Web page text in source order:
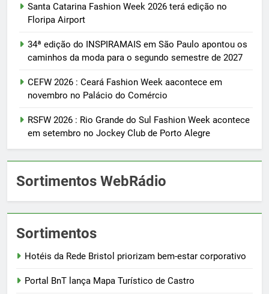
Santa Catarina Fashion Week 2026 terá edição no
Floripa Airport
34ª edição do INSPIRAMAIS em São Paulo apontou os
caminhos da moda para o segundo semestre de 2027
CEFW 2026 : Ceará Fashion Week aacontece em
novembro no Palácio do Comércio
RSFW 2026 : Rio Grande do Sul Fashion Week acontece
em setembro no Jockey Club de Porto Alegre
Sortimentos WebRádio
Sortimentos
Hotéis da Rede Bristol priorizam bem-estar corporativo
Portal BnT lança Mapa Turístico de Castro